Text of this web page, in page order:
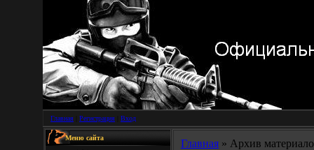
Главная Регистрация Вход
Меню сайта Главная » Архив